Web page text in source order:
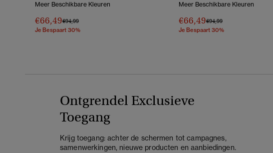
Meer Beschikbare Kleuren
€66,49Prijs Verlaagd Van
€94,99Naar
Je Bespaart 30%
Meer Beschikbare Kleuren
€66,49Prijs Verlaagd Van
€94,99Naar
Je Bespaart 30%
Ontgrendel Exclusieve
Toegang
Krijg toegang: achter de schermen tot campagnes,
samenwerkingen, nieuwe producten en aanbiedingen.